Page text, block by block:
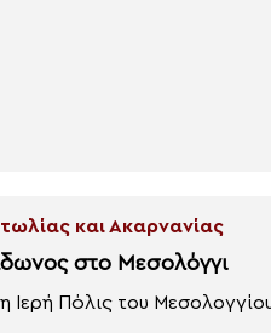
και Ακαρνανίας
στο Μεσολόγγι
Ιερή Πόλις του